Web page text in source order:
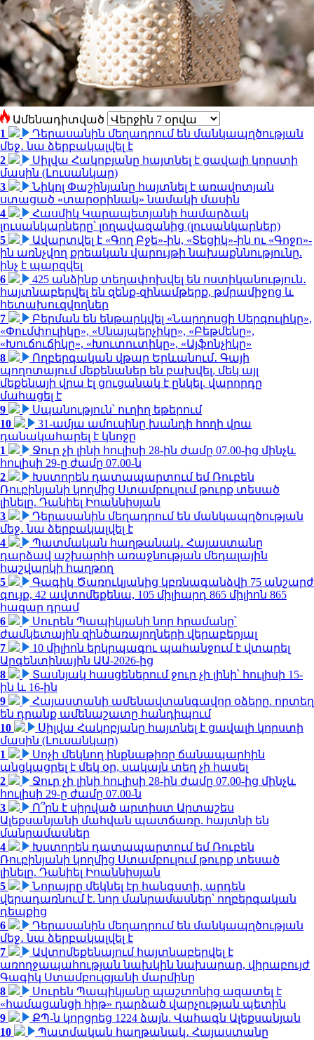
Ամենադիտված
1
Դերասանին մեղադրում են մանկապղծության
մեջ․ նա ձերբակալվել է
2
Սիլվա Հակոբյանը հայտնել է ցավալի կորստի
մասին (Լուսանկար)
3
Նիկոլ Փաշինյանը հայտնել է առավոտյան
ստացած «տարօրինակ» նամակի մասին
4
Հասմիկ Կարապետյանի համարձակ
լուսանկարները՝ լողավազանից (լուսանկարներ)
5
Ավարտվել է «Գող Բջե»-ին, «Տեցիկ»-ին ու «Գոջո»-
ին առնչվող քրեական վարույթի նախաքննությունը.
ինչ է պարզվել
6
425 անձինք տեղափոխվել են ոստիկանություն․
հայտնաբերվել են զենք-զինամթերք, թմրամիջոց և
հետախուզվողներ
7
Բերման են ենթարկվել «Նարդոսցի Սերգուլիկը»,
«Փումփուլիկը», «Սնայպերչիկը», «Բեթմենը»,
«Խուճուճիկը», «Խուտուտիկը», «Այֆոնչիկը»
8
Ողբերգական վթար Երևանում․ Գայի
պողոտայում մեքենաներ են բախվել, մեկ այլ
մեքենայի վրա էլ ցուցանակ է ընկել. վարորդը
մահացել է
9
Սպանություն՝ ուղիղ եթերում
10
31-ամյա ամուսինը խանդի հողի վրա
դանակահարել է կնոջը
1
Ջուր չի լինի հուլիսի 28-ին ժամը 07.00-ից մինչև
հուլիսի 29-ը ժամը 07.00-ն
2
Խստորեն դատապարտում եմ Ռուբեն
Ռուբինյանի կողմից Ստամբուլում թուրք տեսած
լինելը. Դանիել Իոաննիսյան
3
Դերասանին մեղադրում են մանկապղծության
մեջ․ նա ձերբակալվել է
4
Պատմական հաղթանակ․ Հայաստանը
դարձավ աշխարհի առաջնության մեդալային
հաշվարկի հաղթող
5
Գագիկ Ծառուկյանից կբռնագանձվի 75 անշարժ
գույք, 42 ավտոմեքենա, 105 միլիարդ 865 միլիոն 865
հազար դրամ
6
Սուրեն Պապիկյանի նոր հրամանը՝
ժամկետային զինծառայողների վերաբերյալ
7
10 միլիոն երկրպագու պահանջում է վտարել
Արգենտինային ԱԱ-2026-ից
8
Տասնյակ հասցեներում ջուր չի լինի՝ հուլիսի 15-
ին և 16-ին
9
Հայաստանի ամենավտանգավոր օձերը. որտեղ
են դրանք ամենաշատը հանդիպում
10
Սիլվա Հակոբյանը հայտնել է ցավալի կորստի
մասին (Լուսանկար)
1
Սոչի մեկնող ինքնաթիռը ճանապարհին
անցկացրել է մեկ օր, սակայն տեղ չի հասել
2
Ջուր չի լինի հուլիսի 28-ին ժամը 07.00-ից մինչև
հուլիսի 29-ը ժամը 07.00-ն
3
Ո՞րն է սիրված արտիստ Արտաշես
Ալեքսանյանի մահվան պատճառը. հայտնի են
մանրամասներ
4
Խստորեն դատապարտում եմ Ռուբեն
Ռուբինյանի կողմից Ստամբուլում թուրք տեսած
լինելը. Դանիել Իոաննիսյան
5
Նորայրը մեկնել էր հանգստի, արդեն
վերադառնում է. նոր մանրամասներ՝ ողբերգական
դեպքից
6
Դերասանին մեղադրում են մանկապղծության
մեջ․ նա ձերբակալվել է
7
Ավտոմեքենայում հայտնաբերվել է
առողջապահության նախկին նախարար, վիրաբույժ
Գագիկ Ստամբուլցյանի մարմինը
8
Սուրեն Պապիկյանը պաշտոնից ազատել է
«համացանցի հիթ» դարձած վարչության պետին
9
ՔՊ-ն կորցրեց 1224 ձայն. Վահագն Ալեքսանյան
10
Պատմական հաղթանակ․ Հայաստանը